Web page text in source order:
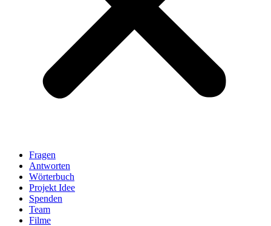
Fragen
Antworten
Wörterbuch
Projekt Idee
Spenden
Team
Filme